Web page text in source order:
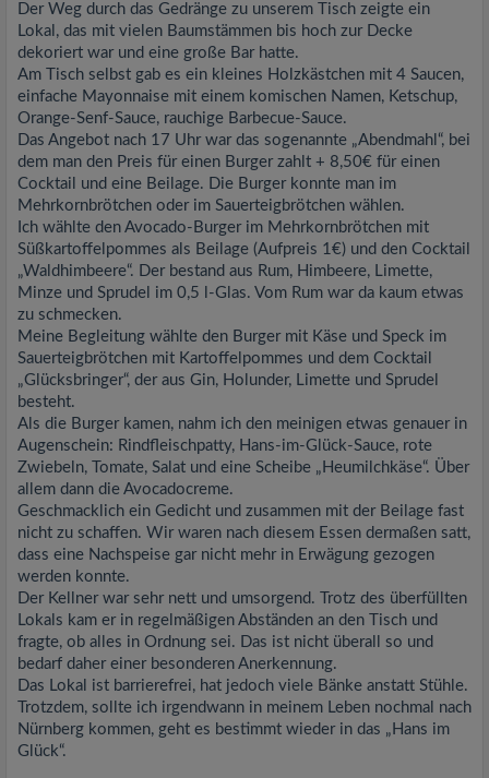
Der Weg durch das Gedränge zu unserem Tisch zeigte ein
Lokal, das mit vielen Baumstämmen bis hoch zur Decke
dekoriert war und eine große Bar hatte.
Am Tisch selbst gab es ein kleines Holzkästchen mit 4 Saucen,
einfache Mayonnaise mit einem komischen Namen, Ketschup,
Orange-Senf-Sauce, rauchige Barbecue-Sauce.
Das Angebot nach 17 Uhr war das sogenannte „Abendmahl“, bei
dem man den Preis für einen Burger zahlt + 8,50€ für einen
Cocktail und eine Beilage. Die Burger konnte man im
Mehrkornbrötchen oder im Sauerteigbrötchen wählen.
Ich wählte den Avocado-Burger im Mehrkornbrötchen mit
Süßkartoffelpommes als Beilage (Aufpreis 1€) und den Cocktail
„Waldhimbeere“. Der bestand aus Rum, Himbeere, Limette,
Minze und Sprudel im 0,5 l-Glas. Vom Rum war da kaum etwas
zu schmecken.
Meine Begleitung wählte den Burger mit Käse und Speck im
Sauerteigbrötchen mit Kartoffelpommes und dem Cocktail
„Glücksbringer“, der aus Gin, Holunder, Limette und Sprudel
besteht.
Als die Burger kamen, nahm ich den meinigen etwas genauer in
Augenschein: Rindfleischpatty, Hans-im-Glück-Sauce, rote
Zwiebeln, Tomate, Salat und eine Scheibe „Heumilchkäse“. Über
allem dann die Avocadocreme.
Geschmacklich ein Gedicht und zusammen mit der Beilage fast
nicht zu schaffen. Wir waren nach diesem Essen dermaßen satt,
dass eine Nachspeise gar nicht mehr in Erwägung gezogen
werden konnte.
Der Kellner war sehr nett und umsorgend. Trotz des überfüllten
Lokals kam er in regelmäßigen Abständen an den Tisch und
fragte, ob alles in Ordnung sei. Das ist nicht überall so und
bedarf daher einer besonderen Anerkennung.
Das Lokal ist barrierefrei, hat jedoch viele Bänke anstatt Stühle.
Trotzdem, sollte ich irgendwann in meinem Leben nochmal nach
Nürnberg kommen, geht es bestimmt wieder in das „Hans im
Glück“.